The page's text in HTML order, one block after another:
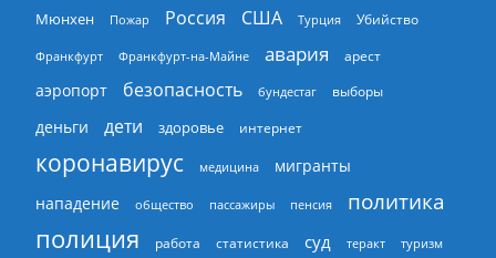
Мюнхен Пожар Россия США Турция Убийство
Франкфурт Франкфурт-на-Майне авария арест
аэропорт безопасность бундестаг выборы
деньги дети здоровье интернет
коронавирус медицина
мигранты
нападение
общество пассажиры пенсия политика
полиция работа статистика суд теракт туризм